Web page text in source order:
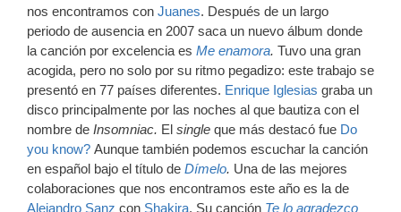
nos encontramos con Juanes. Después de un largo
periodo de ausencia en 2007 saca un nuevo álbum donde
la canción por excelencia es Me enamora. Tuvo una gran
acogida, pero no solo por su ritmo pegadizo: este trabajo se
presentó en 77 países diferentes. Enrique Iglesias graba un
disco principalmente por las noches al que bautiza con el
nombre de Insomniac. El single que más destacó fue Do
you know? Aunque también podemos escuchar la canción
en español bajo el título de Dímelo. Una de las mejores
colaboraciones que nos encontramos este año es la de
Alejandro Sanz con Shakira. Su canción Te lo agradezco